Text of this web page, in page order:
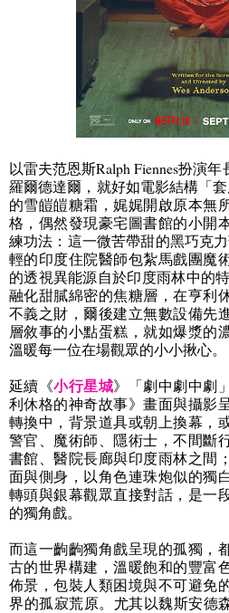
以雷夫范恩斯Ralph Fiennes扮演年
羅爾德達爾，就好如電影結構「
的雪皚皚糖霜，娓娓開啟原本無
格，偶然發現豪宅圖書館的小開
練功法：這一微苦帶甜的黑巧克
輕的印度住院醫師包紮馬戲團魔
的透視異能源自於印度雨林中的
融化甜膩綿密的焦糖層，在亨利
不義之財，爾後建立無數設備先
層敘事的小點蛋糕，就如爆漿的
溫暖每一位在場觀眾的小小揪心。
延續《小行星城》「劇中劇中劇
利休格的神奇故事》畫面與攝影
轉換中，背景道具或朝上換幕，
警官、魔術師、隱術士，不間斷
書館、醫院長廊與印度雨林之間
面與側身，以角色連珠炮似的獨
轉頭與銀幕觀眾直接對話，是一
的獨角戲。
而這一齣齣獨角戲呈現的孤獨，
古的世界構建，溫暖飽和的豐富
佈景，包裝人類困境與不可避免
界的孤寂荒原。尤其以魏斯安德